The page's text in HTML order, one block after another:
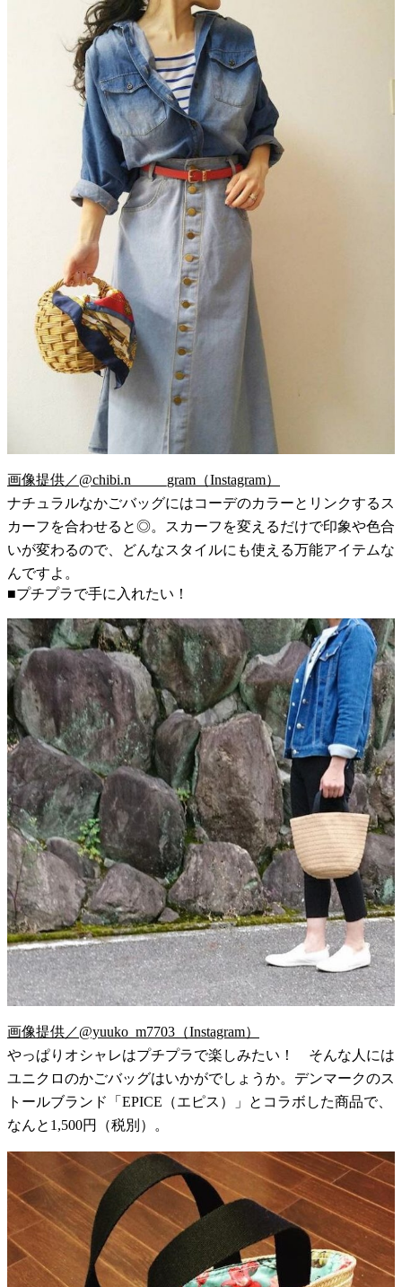
画像提供／@chibi.n_____gram（Instagram）
ナチュラルなかごバッグにはコーデのカラーとリンクするス
カーフを合わせると◎。スカーフを変えるだけで印象や色合
いが変わるので、どんなスタイルにも使える万能アイテムな
んですよ。
■プチプラで手に入れたい！
画像提供／@yuuko_m7703（Instagram）
やっぱりオシャレはプチプラで楽しみたい！ そんな人には
ユニクロのかごバッグはいかがでしょうか。デンマークのス
トールブランド「EPICE（エピス）」とコラボした商品で、
なんと1,500円（税別）。